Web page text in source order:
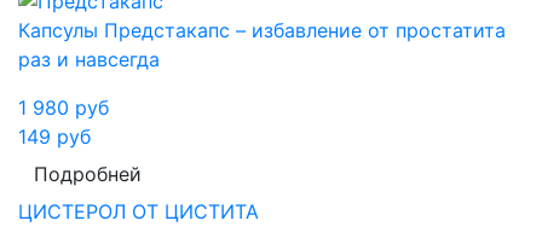
Капсулы Предстакапс – избавление от простатита
раз и навсегда
1 980 руб
149 руб
Подробней
ЦИСТЕРОЛ ОТ ЦИСТИТА